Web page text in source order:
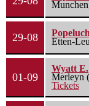
29-08
Etten-
01-09
Wyatt E.
Merleyn
Tickets